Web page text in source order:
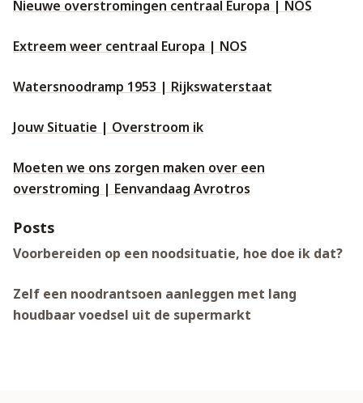
Nieuwe overstromingen centraal Europa | NOS
Extreem weer centraal Europa | NOS
Watersnoodramp 1953 | Rijkswaterstaat
Jouw Situatie | Overstroom ik
Moeten we ons zorgen maken over een
overstroming | Eenvandaag Avrotros
Posts
Voorbereiden op een noodsituatie, hoe doe ik dat?
Zelf een noodrantsoen aanleggen met lang
houdbaar voedsel uit de supermarkt